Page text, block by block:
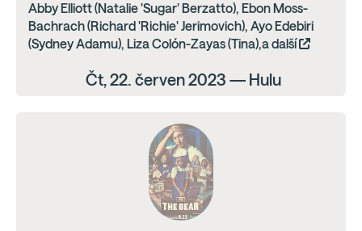
Abby Elliott (Natalie 'Sugar' Berzatto), Ebon Moss-
Bachrach (Richard 'Richie' Jerimovich), Ayo Edebiri
(Sydney Adamu), Liza Colón-Zayas (Tina),a další
Čt, 22. červen 2023 — Hulu